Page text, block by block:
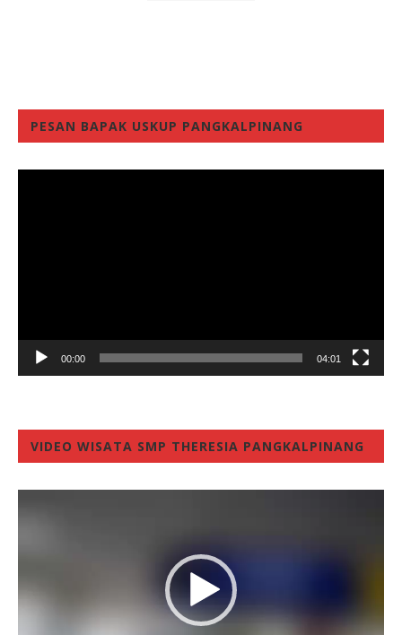
PESAN BAPAK USKUP PANGKALPINANG
00:00 04:01
VIDEO WISATA SMP THERESIA PANGKALPINANG